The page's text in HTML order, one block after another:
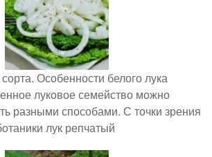
Особенности белого лука
луковое семейство можно
разными способами. С точки зрения
лук репчатый